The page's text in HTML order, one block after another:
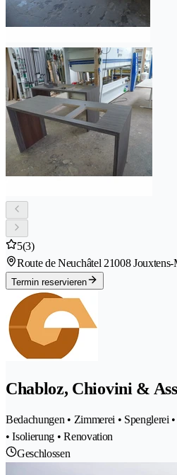
5(3)
Route de Neuchâtel 21008
Termin reservieren
Chabloz, Chiovini &
Bedachungen • Zimmerei • Spenglerei
• Isolierung • Renovation
Geschlossen